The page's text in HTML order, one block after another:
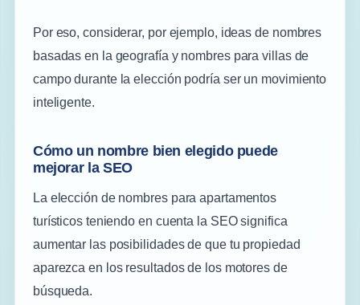
Por eso, considerar, por ejemplo, ideas de nombres
basadas en la geografía y nombres para villas de
campo durante la elección podría ser un movimiento
inteligente.
Cómo un nombre bien elegido puede
mejorar la SEO
La elección de nombres para apartamentos
turísticos teniendo en cuenta la SEO significa
aumentar las posibilidades de que tu propiedad
aparezca en los resultados de los motores de
búsqueda.